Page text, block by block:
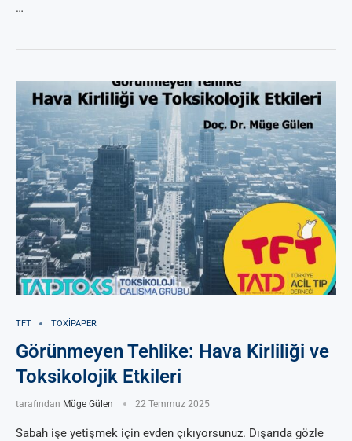
…
TFT TOXIPAPER
Görünmeyen Tehlike: Hava Kirliliği ve
Toksikolojik Etkileri
tarafından Müge Gülen 22 Temmuz 2025
Sabah işe yetişmek için evden çıkıyorsunuz. Dışarıda gözle